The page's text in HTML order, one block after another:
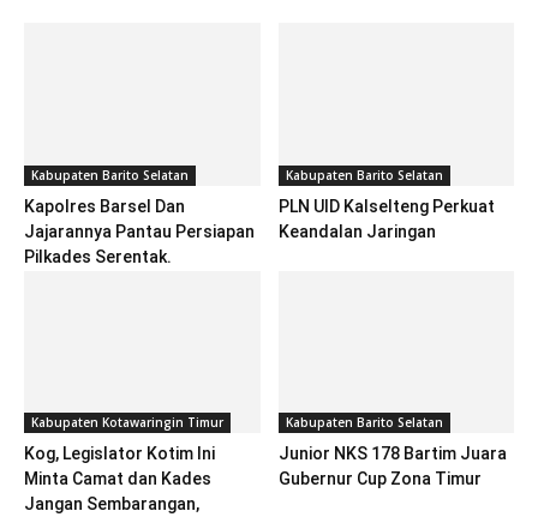
Kabupaten Barito Selatan
Kapolres Barsel Dan
Jajarannya Pantau Persiapan
Pilkades Serentak.
Kabupaten Barito Selatan
PLN UID Kalselteng Perkuat
Keandalan Jaringan
Kabupaten Kotawaringin Timur
Kog, Legislator Kotim Ini
Minta Camat dan Kades
Jangan Sembarangan,
Kabupaten Barito Selatan
Junior NKS 178 Bartim Juara
Gubernur Cup Zona Timur